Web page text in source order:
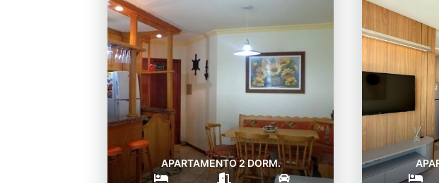
APARTAMENTO 2 DORM.